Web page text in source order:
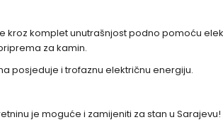
kroz komplet unutrašnjost podno pomoću
za kamin.
posjeduje i trofaznu električnu energiju.
je moguće i zamijeniti za stan u Sarajevu!